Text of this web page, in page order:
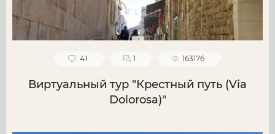
41 1 163176
Виртуальный тур "Крестный путь (Via
Dolorosa)"